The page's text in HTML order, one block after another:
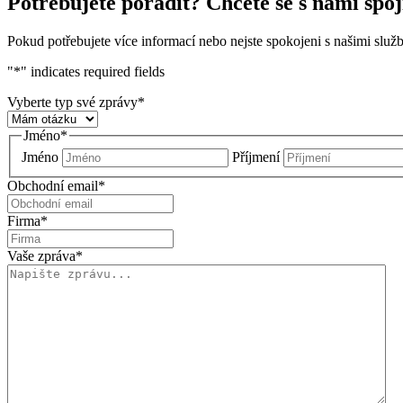
Pokud potřebujete více informací nebo nejste spokojeni s našimi
"*" indicates required fields
Vyberte typ své zprávy*
Jméno*
Jméno
Příjmení
Obchodní email*
Firma*
Vaše zpráva*